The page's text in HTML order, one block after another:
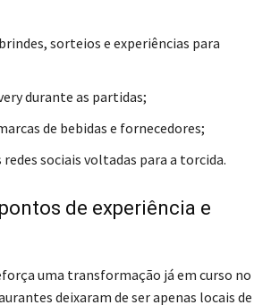
sorteios e experiências para
durante as partidas;
de bebidas e fornecedores;
sociais voltadas para a torcida.
de experiência e
uma transformação já em curso no
deixaram de ser apenas locais de